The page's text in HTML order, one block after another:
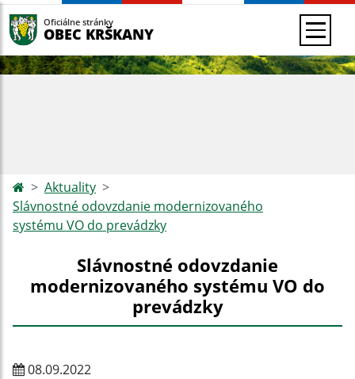
Oficiálne stránky
OBEC KRŠKANY
Aktuality
Slávnostné odovzdanie modernizovaného
systému VO do prevádzky
Slávnostné odovzdanie
modernizovaného systému VO do
prevádzky
08.09.2022